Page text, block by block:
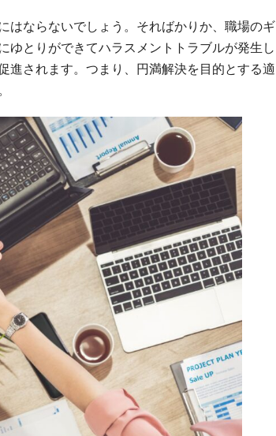
はならないでしょう。そればかりか、職場のギ
ゆとりができてハラスメントトラブルが発生し
進されます。つまり、円満解決を目的とする適